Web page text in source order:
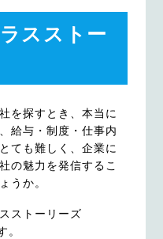
スストー
を探すとき、本当に
給与・制度・仕事内
ても難しく、企業に
の魅力を発信するこ
うか。
ストーリーズ